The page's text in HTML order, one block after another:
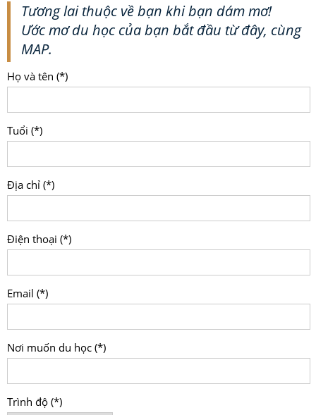
Tương lai thuộc về bạn khi bạn dám mơ!
Ước mơ du học của bạn bắt đầu từ đây, cùng
MAP.
Họ và tên (*)
Tuổi (*)
Địa chỉ (*)
Điện thoại (*)
Email (*)
Nơi muốn du học (*)
Trình độ (*)